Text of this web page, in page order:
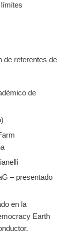
de referentes de
de
– presentado
en la
Earth